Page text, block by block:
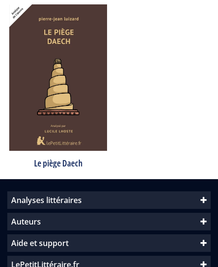
Le piège Daech
Analyses littéraires
Auteurs
Aide et support
LePetitLittéraire.fr